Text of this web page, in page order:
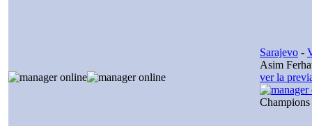
Sarajevo -
Asim
ver la